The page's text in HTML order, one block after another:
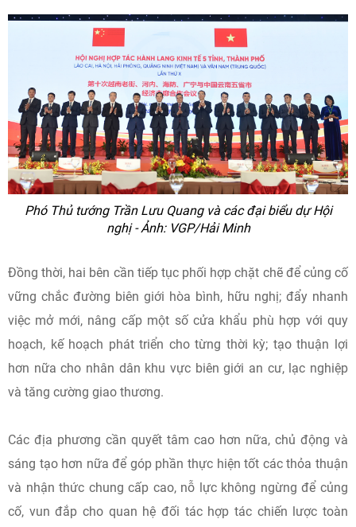
Phó Thủ tướng Trần Lưu Quang và các đại biểu dự Hội
nghị - Ảnh: VGP/Hải Minh
Đồng thời, hai bên cần tiếp tục phối hợp chặt chẽ để củng cố
vững chắc đường biên giới hòa bình, hữu nghị; đẩy nhanh
việc mở mới, nâng cấp một số cửa khẩu phù hợp với quy
hoạch, kế hoạch phát triển cho từng thời kỳ; tạo thuận lợi
hơn nữa cho nhân dân khu vực biên giới an cư, lạc nghiệp
và tăng cường giao thương.
Các địa phương cần quyết tâm cao hơn nữa, chủ động và
sáng tạo hơn nữa để góp phần thực hiện tốt các thỏa thuận
và nhận thức chung cấp cao, nỗ lực không ngừng để củng
cố, vun đắp cho quan hệ đối tác hợp tác chiến lược toàn